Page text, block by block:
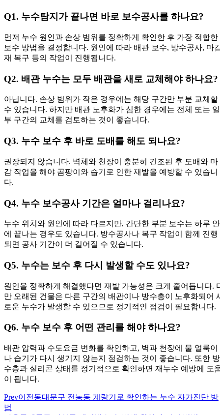
Q1. 누수탐지가 끝나면 바로 보수공사를 하나요?
먼저 누수 원인과 손상 범위를 정확하게 확인한 후 가장 적합한
보수 방법을 결정합니다. 원인에 따라 배관 보수, 방수공사, 마
재 복구 등의 작업이 진행됩니다.
Q2. 배관 누수는 모두 배관을 새로 교체해야 하나요?
아닙니다. 손상 범위가 작은 경우에는 해당 구간만 부분 교체할
수 있습니다. 하지만 배관 노후화가 심한 경우에는 전체 또는 일
부 구간의 교체를 검토하는 것이 좋습니다.
Q3. 누수 보수 후 바로 도배를 해도 되나요?
권장되지 않습니다. 벽체와 천장이 충분히 건조된 후 도배와 마
감 작업을 해야 곰팡이와 습기로 인한 재발을 예방할 수 있습니
다.
Q4. 누수 보수공사 기간은 얼마나 걸리나요?
누수 위치와 원인에 따라 다르지만, 간단한 부분 보수는 하루 안
에 끝나는 경우도 있습니다. 방수공사나 복구 작업이 함께 진행
되면 공사 기간이 더 길어질 수 있습니다.
Q5. 누수는 보수 후 다시 발생할 수도 있나요?
원인을 정확하게 해결했다면 재발 가능성은 크게 줄어듭니다.
만 오래된 건물은 다른 구간의 배관이나 방수층이 노후화되어
로운 누수가 발생할 수 있으므로 정기적인 점검이 필요합니다.
Q6. 누수 보수 후 어떤 관리를 해야 하나요?
배관 압력과 수도요금 변화를 확인하고, 벽과 천장에 물 얼룩이
나 습기가 다시 생기지 않는지 점검하는 것이 좋습니다. 또한 방
수층과 실리콘 상태를 정기적으로 확인하면 재누수 예방에 도
이 됩니다.
Prev이전 동대문구 전농동 계량기로 확인하는 누수 자가진단 방
법